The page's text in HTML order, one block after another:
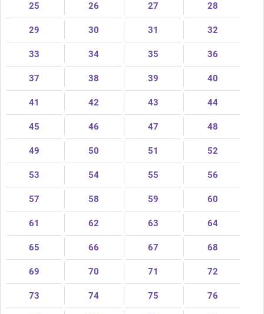
25 26 27 28
29 30 31 32
33 34 35 36
37 38 39 40
41 42 43 44
45 46 47 48
49 50 51 52
53 54 55 56
57 58 59 60
61 62 63 64
65 66 67 68
69 70 71 72
73 74 75 76